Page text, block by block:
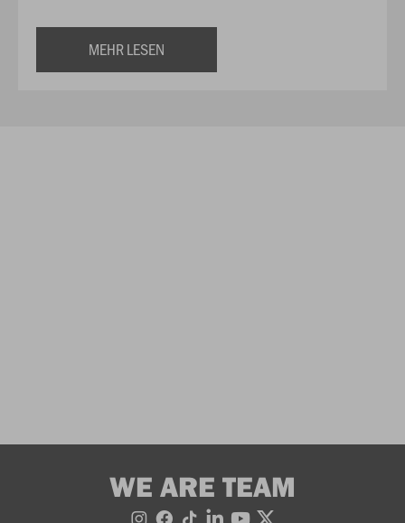
MEHR LESEN
WE ARE TEAM